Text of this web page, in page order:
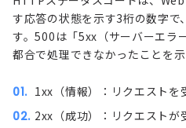
す応答の状態を示す3桁の数字で
す。500は「5xx（サーバーエラ
都合で処理できなかったことを示
1xx（情報）：リクエストを
2xx（成功）：リクエストが